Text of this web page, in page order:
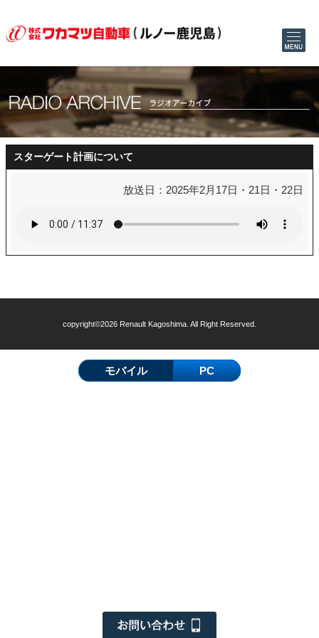
スターゲート計画について
放送日：2025年2月17日・21日・22日
copyright©2026 Renault Kagoshima. All Right Reserved.
モバイル PC